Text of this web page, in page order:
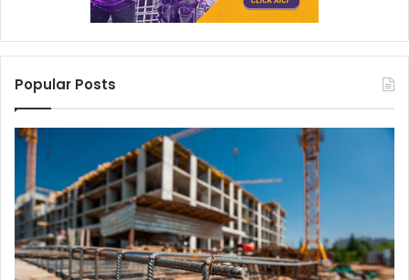
Popular Posts